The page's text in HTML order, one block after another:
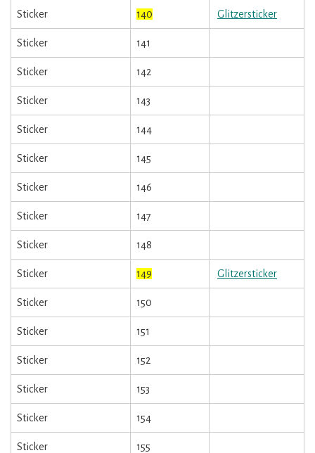
Sticker 140 Glitzersticker
Sticker 141
Sticker 142
Sticker 143
Sticker 144
Sticker 145
Sticker 146
Sticker 147
Sticker 148
Sticker 149 Glitzersticker
Sticker 150
Sticker 151
Sticker 152
Sticker 153
Sticker 154
Sticker 155